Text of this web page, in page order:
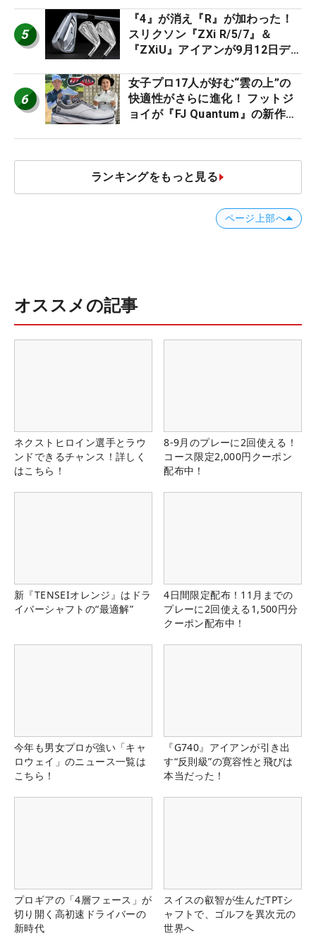
5
『4』が消え『R』が加わった！
スリクソン『ZXi R/5/7』＆
『ZXiU』アイアンが9月12日デ
6
女子プロ17人が好む“雲の上”の
快適性がさらに進化！ フットジ
ョイが『FJ Quantum』の新作を
ランキングをもっと見る
ページ上部へ
オススメの記事
ネクストヒロイン選手とラウ
ンドできるチャンス！詳しく
はこちら！
8-9月のプレーに2回使える！
コース限定2,000円クーポン
配布中！
新『TENSEIオレンジ』はドラ
イバーシャフトの“最適解”
4日間限定配布！11月までの
プレーに2回使える1,500円分
クーポン配布中！
今年も男女プロが強い「キャ
ロウェイ」のニュース一覧は
こちら！
『G740』アイアンが引き出
す“反則級”の寛容性と飛びは
本当だった！
プロギアの「4層フェース」が
切り開く高初速ドライバーの
新時代
スイスの叡智が生んだTPTシ
ャフトで、ゴルフを異次元の
世界へ